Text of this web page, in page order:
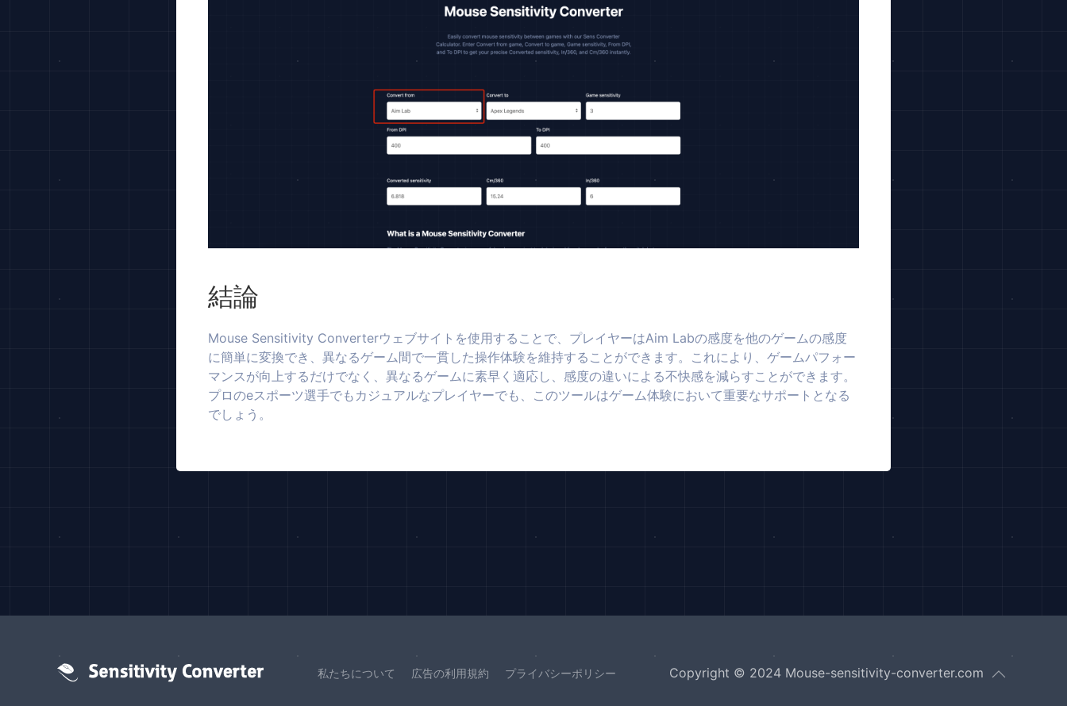
結論
Mouse Sensitivity Converterウェブサイトを使用することで、プレイヤーはAim Labの感度を他のゲームの感度
に簡単に変換でき、異なるゲーム間で一貫した操作体験を維持することができます。これにより、ゲームパフォー
マンスが向上するだけでなく、異なるゲームに素早く適応し、感度の違いによる不快感を減らすことができます。
プロのeスポーツ選手でもカジュアルなプレイヤーでも、このツールはゲーム体験において重要なサポートとなる
でしょう。
私たちについて 広告の利用規約 プライバシーポリシー Copyright © 2024 Mouse-sensitivity-converter.com